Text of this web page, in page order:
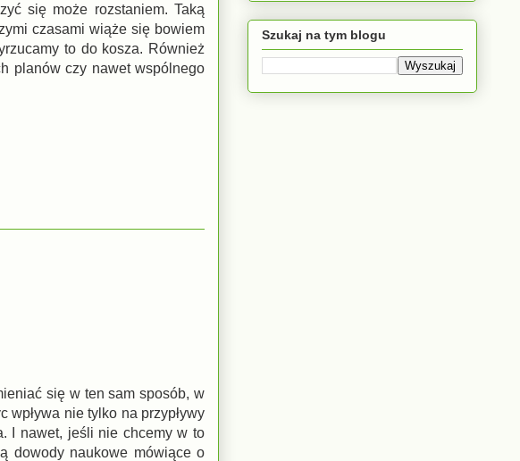
się może rozstaniem. Taką
czasami wiąże się bowiem
to do kosza. Również
planów czy nawet wspólnego
się w ten sam sposób, w
nie tylko na przypływy
I nawet, jeśli nie chcemy w to
dowody naukowe mówiące o
Szukaj na tym blogu